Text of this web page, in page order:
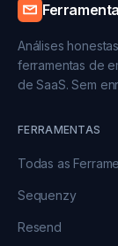
Análises
ferramentas de
de SaaS. Sem
FERRAMENTAS
Todas as
Sequenzy
Resend